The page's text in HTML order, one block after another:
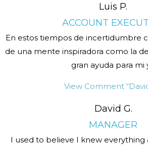
Luis P.
ACCOUNT
En estos tiempos de incertidumbre
de una mente inspiradora como la
gran ayuda para mi
View Comment
David G.
MANAGER
I used to believe I knew everything